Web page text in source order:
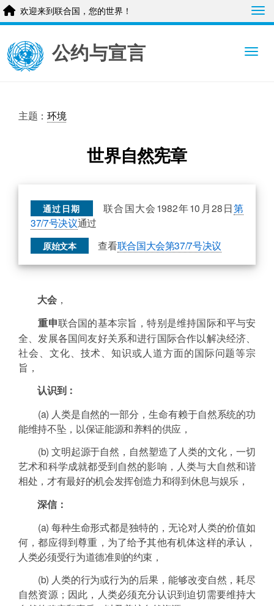
main
content
欢迎来到联合国，您的世界！
公约与宣言
主题： 环境
世界自然宪章
通过日期 联合国大会1982年10月28日第
37/7号决议通过
原始文本 查看联合国大会第37/7号决议
大会，
重申联合国的基本宗旨，特别是维持国际和平与安
全、发展各国间友好关系和进行国际合作以解决经济、
社会、文化、技术、知识或人道方面的国际问题等宗
旨，
认识到：
(a) 人类是自然的一部分，生命有赖于自然系统的功
能维持不坠，以保证能源和养料的供应，
(b) 文明起源于自然，自然塑造了人类的文化，一切
艺术和科学成就都受到自然的影响，人类与大自然和谐
相处，才有最好的机会发挥创造力和得到休息与娱乐，
深信：
(a) 每种生命形式都是独特的，无论对人类的价值如
何，都应得到尊重，为了给予其他有机体这样的承认，
人类必须受行为道德准则的约束，
(b) 人类的行为或行为的后果，能够改变自然，耗尽
自然资源；因此，人类必须充分认识到迫切需要维持大